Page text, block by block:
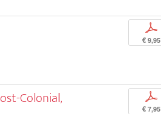
p
€ 9,95
Colonial, p
€ 7,95